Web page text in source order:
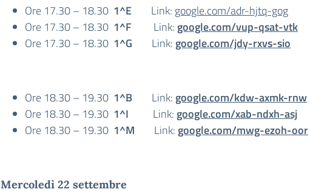
Ore 17.30 – 18.30 1^E Link: google.com/adr-hjtq-gog
Ore 17.30 – 18.30 1^F Link: google.com/vup-qsat-vtk
Ore 17.30 – 18.30 1^G Link: google.com/jdy-rxvs-sio
Ore 18.30 – 19.30 1^B Link: google.com/kdw-axmk-rnw
Ore 18.30 – 19.30 1^I Link: google.com/xab-ndxh-asj
Ore 18.30 – 19.30 1^M Link: google.com/mwg-ezoh-oor
Mercoledì 22 settembre